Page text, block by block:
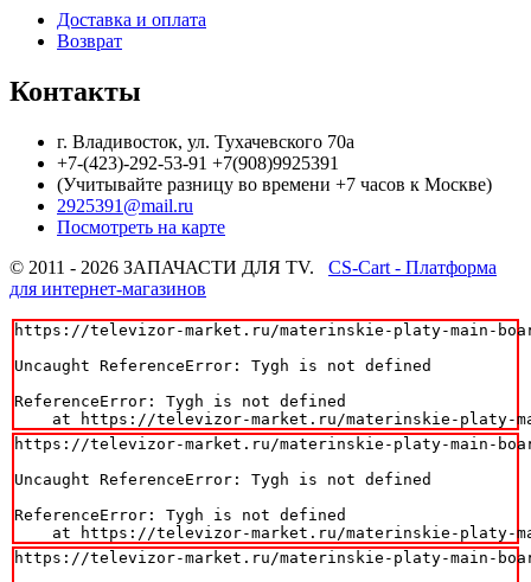
Доставка и оплата
Возврат
Контакты
г. Владивосток, ул. Тухачевского 70а
+7-(423)-292-53-91 +7(908)9925391
(Учитывайте разницу во времени +7 часов к Москве)
2925391@mail.ru
Посмотреть на карте
© 2011 - 2026 ЗАПАЧАСТИ ДЛЯ TV. CS-Cart - Платформа
для интернет-магазинов
https://televizor-market.ru/materinskie-platy-main-board/
Uncaught ReferenceError: Tygh is not defined
ReferenceError: Tygh is not defined
at https://televizor-market.ru/materinskie-
https://televizor-market.ru/materinskie-platy-main-board/
Uncaught ReferenceError: Tygh is not defined
ReferenceError: Tygh is not defined
at https://televizor-market.ru/materinskie-
https://televizor-market.ru/materinskie-platy-main-board/